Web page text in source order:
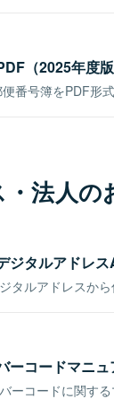
（2025年度版
番号簿をPDF形
・法人
ジタルアドレ
タルアドレスか
ーコードマニュ
ーコードに関す